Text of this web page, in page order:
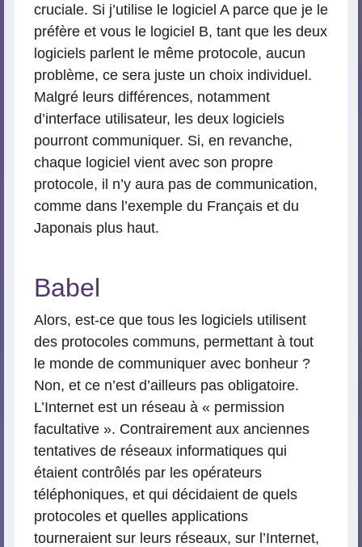
cruciale. Si j’utilise le logiciel A parce que je le
préfère et vous le logiciel B, tant que les deux
logiciels parlent le même protocole, aucun
problème, ce sera juste un choix individuel.
Malgré leurs différences, notamment
d’interface utilisateur, les deux logiciels
pourront communiquer. Si, en revanche,
chaque logiciel vient avec son propre
protocole, il n’y aura pas de communication,
comme dans l’exemple du Français et du
Japonais plus haut.
Babel
Alors, est-ce que tous les logiciels utilisent
des protocoles communs, permettant à tout
le monde de communiquer avec bonheur ?
Non, et ce n’est d’ailleurs pas obligatoire.
L’Internet est un réseau à « permission
facultative ». Contrairement aux anciennes
tentatives de réseaux informatiques qui
étaient contrôlés par les opérateurs
téléphoniques, et qui décidaient de quels
protocoles et quelles applications
tourneraient sur leurs réseaux, sur l’Internet,